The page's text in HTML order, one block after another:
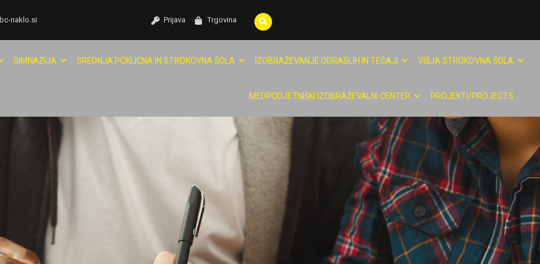
bc-naklo.si Prijava Trgovina
GIMNAZIJA SREDNJA POKLICNA IN STROKOVNA ŠOLA IZOBRAŽEVANJE ODRASLIH IN TEČAJI VIŠJA STROKOVNA ŠOLA
MEDPODJETNIŠKI IZOBRAŽEVALNI CENTER PROJEKTI/PROJECTS